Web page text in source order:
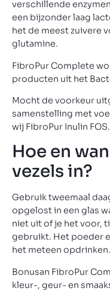
verschillende
een bijzonder laag
het de meest zuivere
glutamine.
FibroPur Complete
producten uit het
Mocht de voorkeur
samenstelling met
wij FibroPur Inulin FOS.
Hoe en
vezels in?
Gebruik tweemaal
opgelost in een glas
niet uit of je het voor,
gebruikt. Het poeder
het meteen
Bonusan FibroPur
kleur-, geur- en